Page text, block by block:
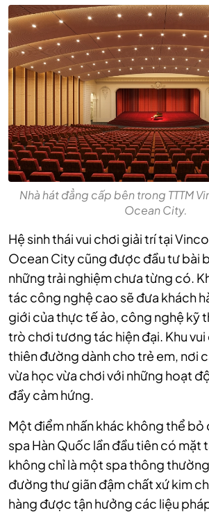
Nhà hát đẳng cấp bên trong TTTM
Ocean City.
Hệ sinh thái vui chơi giải trí tại
Ocean City cũng được đầu tư bài
những trải nghiệm chưa từng có.
tác công nghệ cao sẽ đưa khách
giới của thực tế ảo, công nghệ kỹ
trò chơi tương tác hiện đại. Khu vui
thiên đường dành cho trẻ em, nơi
vừa học vừa chơi với những hoạt
đầy cảm hứng.
Một điểm nhấn khác không thể bỏ
spa Hàn Quốc lần đầu tiên có mặt
không chỉ là một spa thông
đường thư giãn đậm chất xứ kim
hàng được tận hưởng các liệu